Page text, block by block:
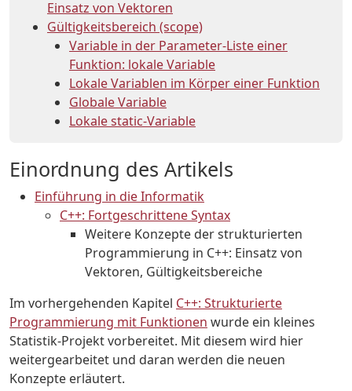
Einsatz von Vektoren
Gültigkeitsbereich (scope)
Variable in der Parameter-Liste einer
Funktion: lokale Variable
Lokale Variablen im Körper einer Funktion
Globale Variable
Lokale static-Variable
Einordnung des Artikels
Einführung in die Informatik
C++: Fortgeschrittene Syntax
Weitere Konzepte der strukturierten
Programmierung in C++: Einsatz von
Vektoren, Gültigkeitsbereiche
Im vorhergehenden Kapitel C++: Strukturierte
Programmierung mit Funktionen wurde ein kleines
Statistik-Projekt vorbereitet. Mit diesem wird hier
weitergearbeitet und daran werden die neuen
Konzepte erläutert.